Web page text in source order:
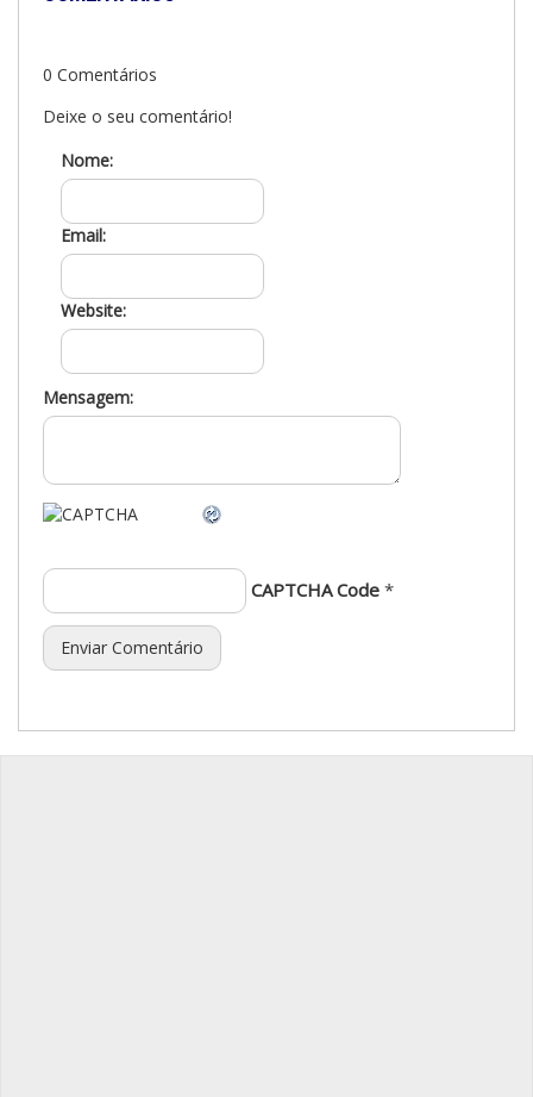
0 Comentários
Deixe o seu comentário!
Nome:
Email:
Website:
Mensagem:
CAPTCHA Code *